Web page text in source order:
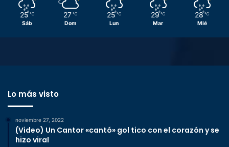
25 ℃
Sáb
27 ℃
Dom
25 ℃
Lun
29 ℃
Mar
28 ℃
Mié
Lo más visto
noviembre 27, 2022
(Video) Un Cantor «cantó» gol tico con el corazón y se
hizo viral